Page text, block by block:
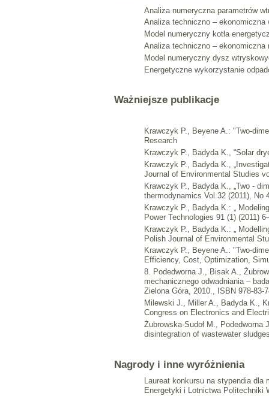
Analiza numeryczna parametrów
Analiza techniczno – ekonomiczna
Model numeryczny kotła
Analiza techniczno – ekonomiczna
Model numeryczny dysz
Energetyczne wykorzystanie
Ważniejsze publikacje
Krawczyk P., Beyene A.: "Two-
Research
Krawczyk P., Badyda K., “Solar
Krawczyk P., Badyda K.,
Journal of Environmental Studies
Krawczyk P., Badyda K., „Two -
thermodynamics Vol.32 (2011), No
Krawczyk P., Badyda K.: „
Power Technologies 91 (1) (2011)
Krawczyk P., Badyda K.: „
Polish Journal of Environmental
Krawczyk P., Beyene A.: "Two-
Efficiency, Cost, Optimization,
8. Podedworna J., Bisak A.,
mechanicznego odwadniania –
Zielona Góra, 2010., ISBN 978-83-
Milewski J., Miller A., Badyda K.,
Congress on Electronics and
Żubrowska-Sudoł M.,
disintegration of wastewater
Nagrody i inne wyróżnienia
Laureat konkursu na stypendia dla
Energetyki i Lotnictwa Politechniki